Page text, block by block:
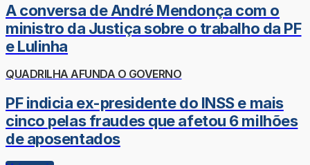
A conversa de André Mendonça com o
ministro da Justiça sobre o trabalho da PF
e Lulinha
QUADRILHA AFUNDA O GOVERNO
PF indicia ex-presidente do INSS e mais
cinco pelas fraudes que afetou 6 milhões
de aposentados